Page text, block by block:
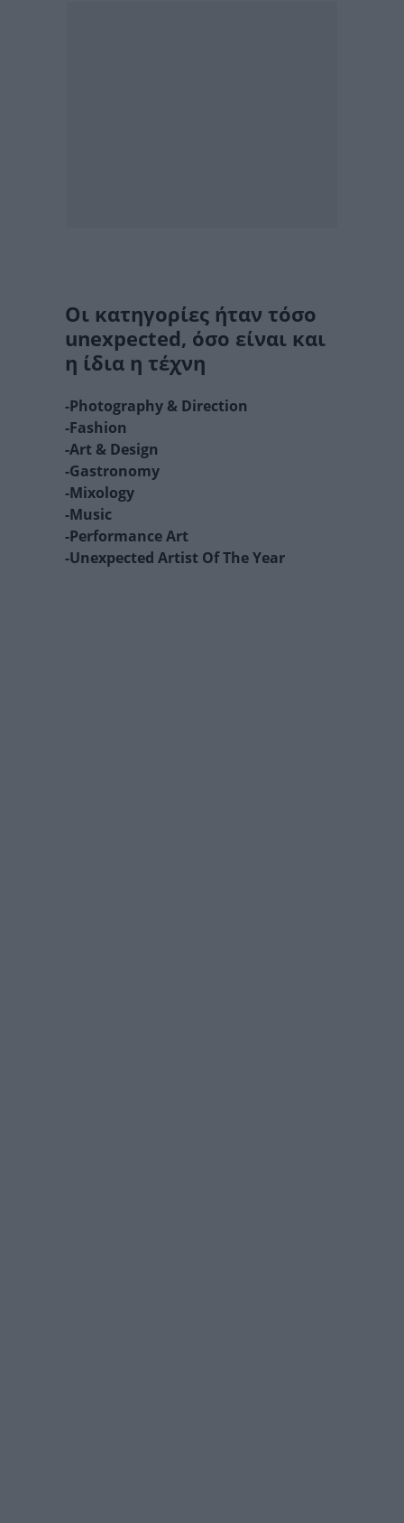
Οι κατηγορίες ήταν τόσο
unexpected, όσο είναι και
η ίδια η τέχνη
-Photography & Direction
-Fashion
-Art & Design
-Gastronomy
-Mixology
-Music
-Performance Art
-Unexpected Artist Of The Year